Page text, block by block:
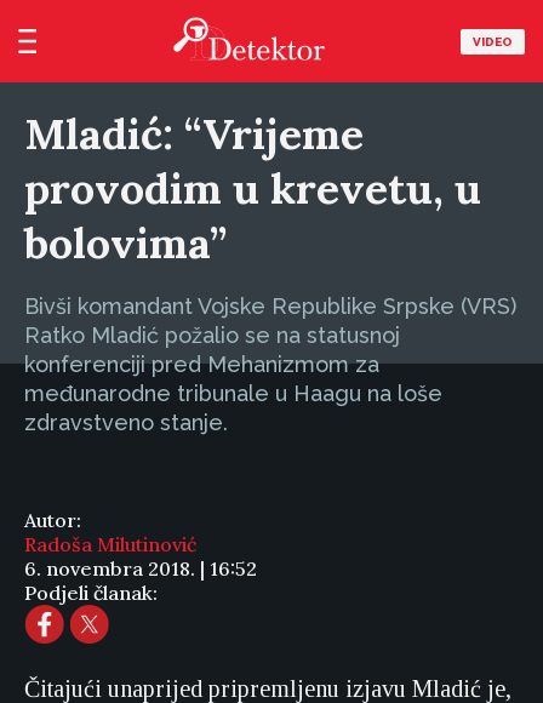
VIDEO
Mladić: “Vrijeme
provodim u krevetu, u
bolovima”
Bivši komandant Vojske Republike Srpske (VRS)
Ratko Mladić požalio se na statusnoj
konferenciji pred Mehanizmom za
međunarodne tribunale u Haagu na loše
zdravstveno stanje.
Autor:
Radoša Milutinović
6. novembra 2018. | 16:52
Podjeli članak:
Čitajući unaprijed pripremljenu izjavu Mladić je,